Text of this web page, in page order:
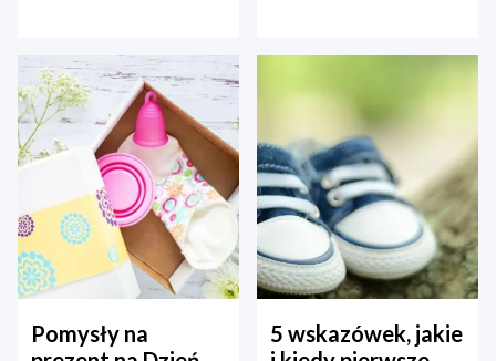
Pomysły na
5 wskazówek, jakie